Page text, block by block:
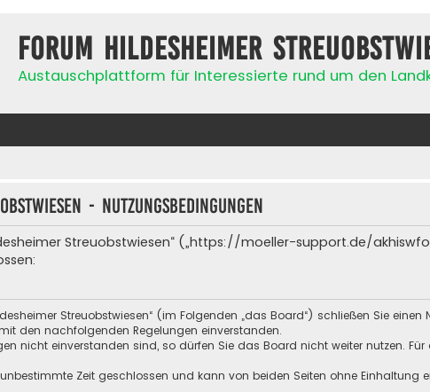
Forum Hildesheimer
Austauschplattform für Interessierte rund um den
- Nutzungsbedingungen
Streuobstwiesen“ („https://moeller-support.de/
Streuobstwiesen“ (im Folgenden „das Board“) schließen Sie
den nachfolgenden Regelungen einverstanden.
nicht einverstanden sind, so dürfen Sie das Board nicht weiter nutzen.
Zeit geschlossen und kann von beiden Seiten ohne Einhaltung